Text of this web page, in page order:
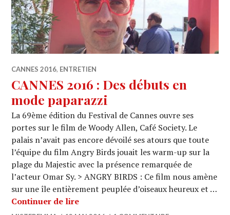
CANNES 2016, ENTRETIEN
CANNES 2016 : Des débuts en
mode paparazzi
La 69ème édition du Festival de Cannes ouvre ses
portes sur le film de Woody Allen, Café Society. Le
palais n’avait pas encore dévoilé ses atours que toute
l’équipe du film Angry Birds jouait les warm-up sur la
plage du Majestic avec la présence remarquée de
l’acteur Omar Sy. > ANGRY BIRDS : Ce film nous amène
sur une île entièrement peuplée d’oiseaux heureux et …
Continuer de lireCANNES 2016 : Des débuts en mode